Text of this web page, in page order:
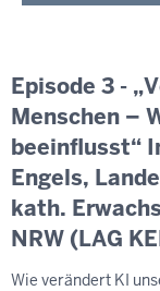
Episode 3 -
Menschen –
beeinflusst“
Engels,
kath.
NRW (LAG
Wie verändert KI